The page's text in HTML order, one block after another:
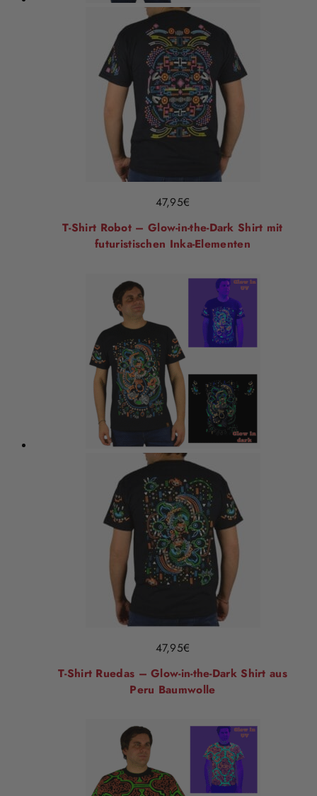
47,95€
T-Shirt Robot – Glow-in-the-Dark Shirt mit
futuristischen Inka-Elementen
47,95€
T-Shirt Ruedas – Glow-in-the-Dark Shirt aus
Peru Baumwolle